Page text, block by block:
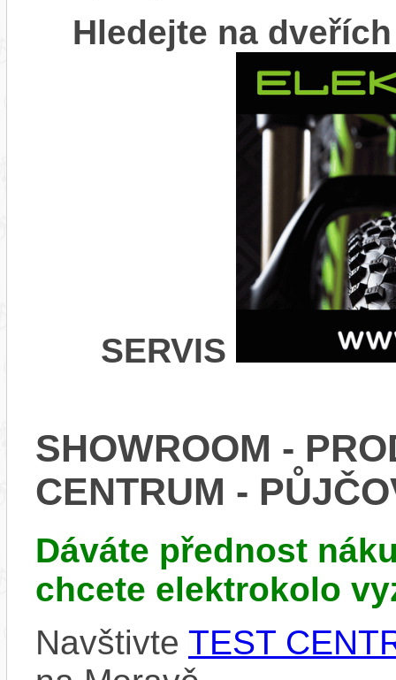
Hledejte na
SERVIS
SHOWROOM -
CENTRUM -
Dáváte přednost
chcete elektrokolo
Navštivte TEST